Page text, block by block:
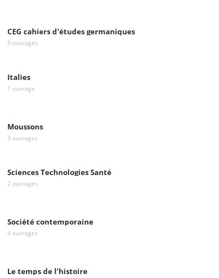
CEG cahiers d'études germaniques
5 ouvrages
Italies
1 ouvrage
Moussons
3 ouvrages
Sciences Technologies Santé
2 ouvrages
Société contemporaine
4 ouvrages
Le temps de l'histoire